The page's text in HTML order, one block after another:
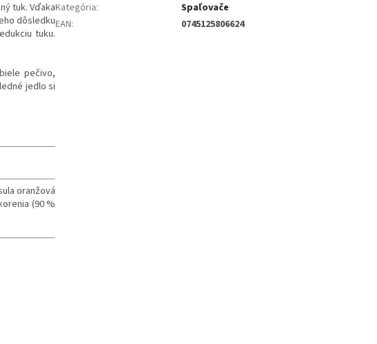
tuk. Vďaka
dôsledku
tuku.
pečivo,
jedlo si
oranžová
(90 %
Kategória:
Spaľovače
EAN: 0745125806624